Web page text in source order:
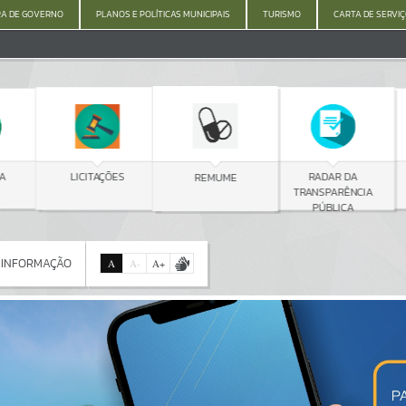
DE GOVERNO PLANOS E POLÍTICAS MUNICIPAIS TURISMO CARTA DE
LICITAÇÕES REMUME RADAR DA
TRANSPARÊNCIA
PÚBLICA
Por favor, aguarde...
A A- A+